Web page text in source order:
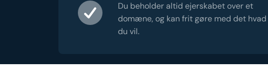
Du beholder altid ejerskabet over et
domæne, og kan frit gøre med det hvad
du vil.